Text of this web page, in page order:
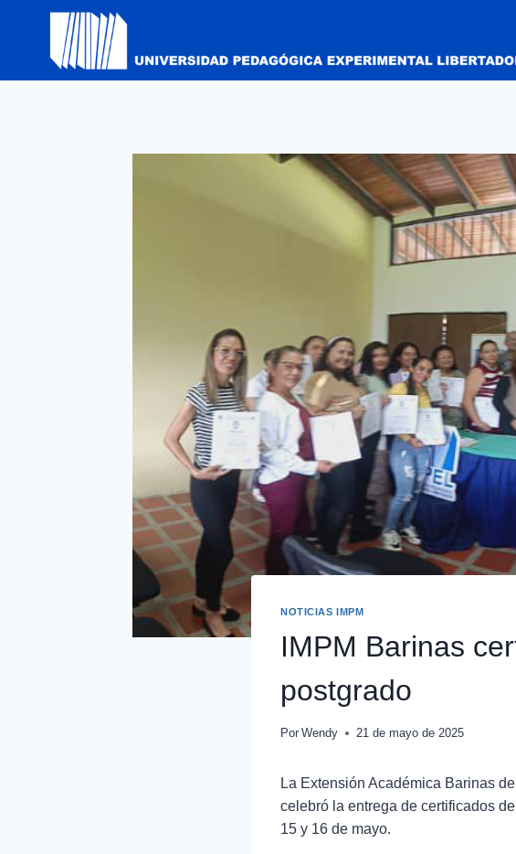
NOTICIAS IMPM
IMPM Barinas
postgrado
Por Wendy 21 de mayo de 2025
La Extensión Académica Barinas
celebró la entrega de certificados
15 y 16 de mayo.